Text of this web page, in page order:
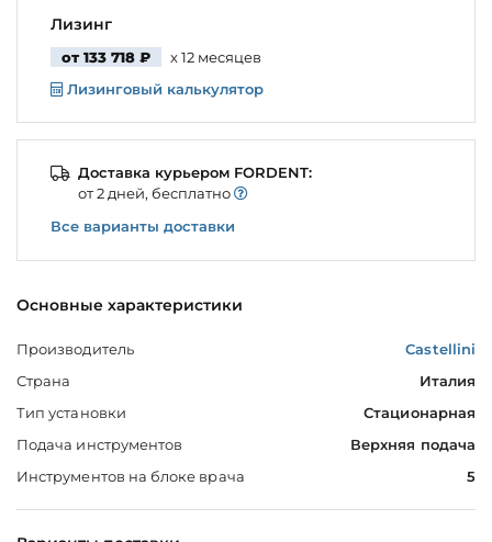
Основные характеристики
Производитель
Castellini
Страна
Италия
Тип установки
Стационарная
Подача инструментов
Верхняя подача
Инструментов на блоке врача
5
Лизинг
от 133 718 ₽
x 12 месяцев
Лизинговый калькулятор
Доставка курьером FORDENT:
от 2 дней, бесплатно
Все варианты доставки